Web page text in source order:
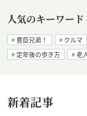
人気のキーワード
豊臣兄弟！ クルマ
定年後の歩き方
老
新着記事